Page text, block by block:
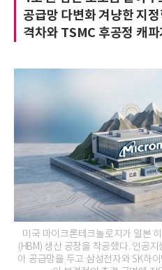
공급망 다변화 겨냥한 지
격차와 TSMC 후공정 캐
미국 마이크론테크놀로지가 일본
(HBM) 생산 공장을 착공했다. 인공
아 공급망을 두고 삼성전자와 SK하